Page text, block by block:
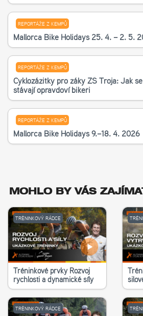
REPORTÁŽE Z KEMPŮ
Mallorca Bike Holidays 25. 4. – 2. 5.
REPORTÁŽE Z KEMPŮ
Cyklozážitky pro žáky ZŠ Troja: Jak
stávají opravdoví bikeři
REPORTÁŽE Z KEMPŮ
Mallorca Bike Holidays 9.–18. 4. 2026
MOHLO BY VÁS
TRÉNINKOVÝ RÁDCE
Tréninkové prvky Rozvoj
rychlosti a dynamické síly
TRÉNINKOVÝ RÁDCE